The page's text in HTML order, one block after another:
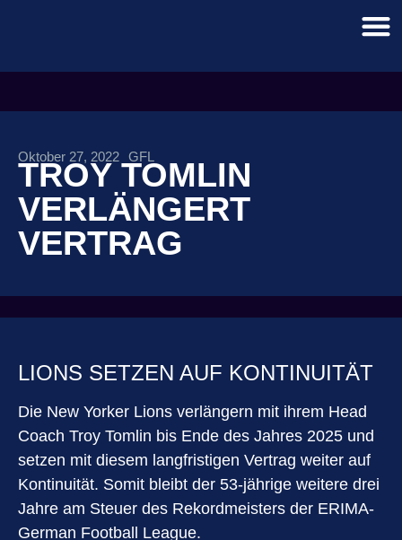
Oktober 27, 2022 GFL
TROY TOMLIN
VERLÄNGERT
VERTRAG
LIONS SETZEN AUF KONTINUITÄT
Die New Yorker Lions verlängern mit ihrem Head
Coach Troy Tomlin bis Ende des Jahres 2025 und
setzen mit diesem langfristigen Vertrag weiter auf
Kontinuität. Somit bleibt der 53-jährige weitere drei
Jahre am Steuer des Rekordmeisters der ERIMA-
German Football League.